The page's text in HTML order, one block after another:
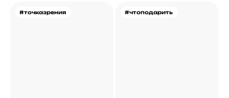
#точказрения #чтоподарить